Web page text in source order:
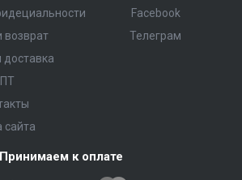
возврат
доставка
сайта
Facebook
Телеграм
Принимаем к оплате